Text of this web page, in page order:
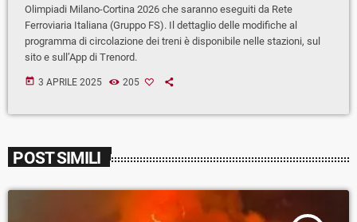
Olimpiadi Milano-Cortina 2026 che saranno eseguiti da Rete
Ferroviaria Italiana (Gruppo FS). Il dettaglio delle modifiche al
programma di circolazione dei treni è disponibile nelle stazioni, sul
sito e sull’App di Trenord.
today 3 APRILE 2025 205
POST SIMILI